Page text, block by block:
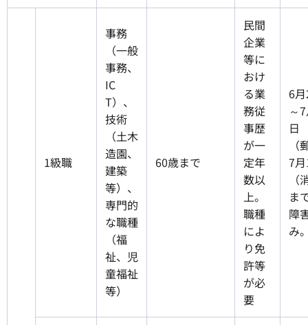
1級職
事務
（一般
事務、
IC
T）、
技術
（土木
造園、
建築
等）、
専門的
な職種
（福
祉、児
童福祉
等）
60歳まで
民間
企業
等に
おけ
る業
務従
事歴
が一
定年
数以
上。
職種
によ
り免
許等
が必
要
6
～
日
7
ま
障
み